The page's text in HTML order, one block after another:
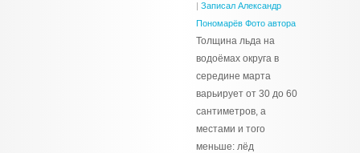
| Записал Александр
Пономарёв Фото автора
Толщина льда на
водоёмах округа в
середине марта
варьирует от 30 до 60
сантиметров, а
местами и того
меньше: лёд